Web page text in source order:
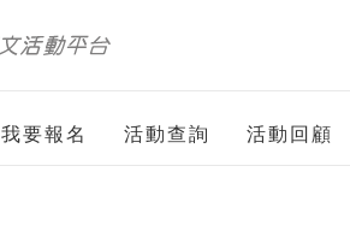
我要報名 活動查詢 活動回顧